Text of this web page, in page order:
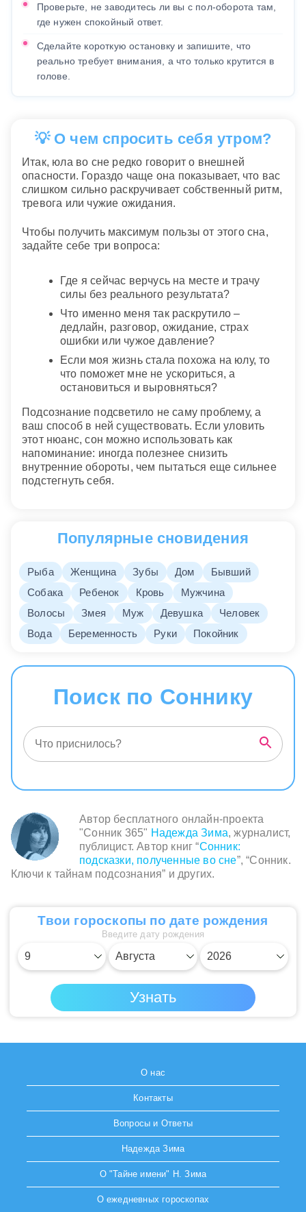
Проверьте, не заводитесь ли вы с пол-оборота там,
где нужен спокойный ответ.
Сделайте короткую остановку и запишите, что
реально требует внимания, а что только крутится в
голове.
💡 О чем спросить себя утром?
Итак, юла во сне редко говорит о внешней
опасности. Гораздо чаще она показывает, что вас
слишком сильно раскручивает собственный ритм,
тревога или чужие ожидания.
Чтобы получить максимум пользы от этого сна,
задайте себе три вопроса:
Где я сейчас верчусь на месте и трачу
силы без реального результата?
Что именно меня так раскрутило –
дедлайн, разговор, ожидание, страх
ошибки или чужое давление?
Если моя жизнь стала похожа на юлу, то
что поможет мне не ускориться, а
остановиться и выровняться?
Подсознание подсветило не саму проблему, а
ваш способ в ней существовать. Если уловить
этот нюанс, сон можно использовать как
напоминание: иногда полезнее снизить
внутренние обороты, чем пытаться еще сильнее
подстегнуть себя.
Популярные сновидения
Рыба Женщина Зубы Дом
Бывший
Собака
Ребенок Кровь
Мужчина
Волосы
Змея Муж Девушка
Человек
Вода
Беременность Руки Покойник
Поиск по Соннику
Автор бесплатного онлайн-проекта
"Сонник 365" Надежда Зима, журналист,
публицист. Автор книг “Сонник:
подсказки, полученные во сне”, “Сонник.
Ключи к тайнам подсознания” и других.
Твои гороскопы по дате рождения
Введите дату рождения
О нас
Контакты
Вопросы и Ответы
Надежда Зима
О "Тайне имени" Н. Зима
О ежедневных гороскопах